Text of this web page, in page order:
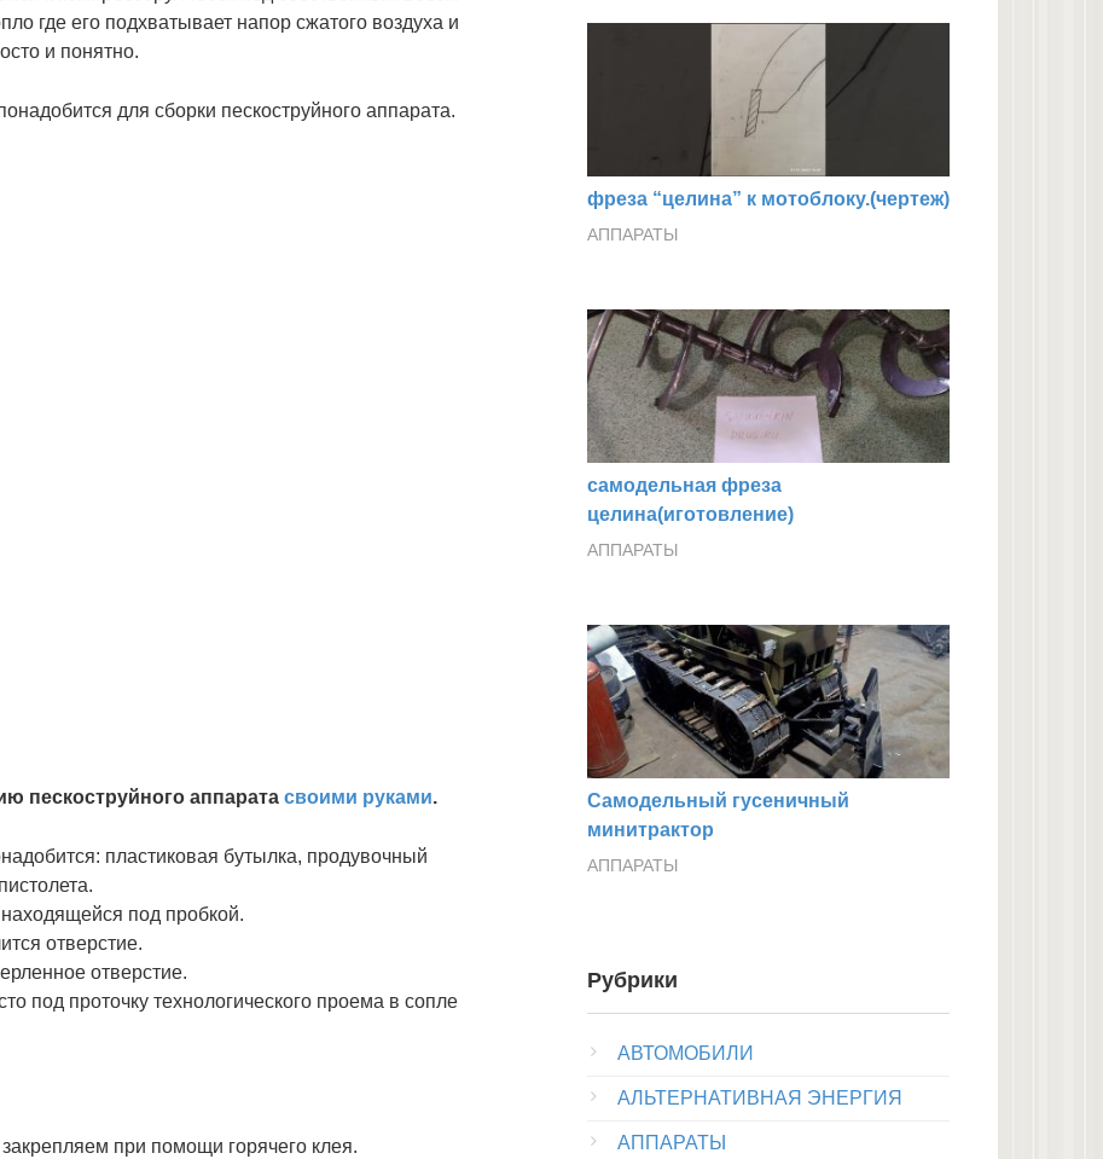
где его подхватывает напор сжатого воздуха и
и понятно.
для сборки пескоструйного аппарата.
пескоструйного аппарата своими руками.
пластиковая бутылка, продувочный
под пробкой.
отверстие.
отверстие.
под проточку технологического проема в сопле
при помощи горячего клея.
фреза “целина” к мотоблоку.(чертеж)
АППАРАТЫ
самодельная фреза
целина(иготовление)
АППАРАТЫ
Самодельный гусеничный
минитрактор
АППАРАТЫ
Рубрики
АВТОМОБИЛИ
АЛЬТЕРНАТИВНАЯ ЭНЕРГИЯ
АППАРАТЫ